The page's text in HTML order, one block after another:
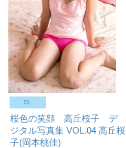
DL
桜色の笑顔 高丘桜子 デ
ジタル写真集 VOL.04 高丘桜
子(岡本桃佳)